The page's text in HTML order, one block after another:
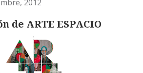
2012
de ARTE ESPACIO